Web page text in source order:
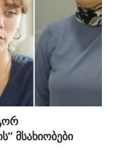
მსახიობები